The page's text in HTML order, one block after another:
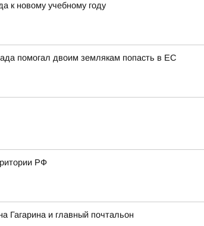
к новому учебному году
помогал двоим землякам попасть в ЕС
РФ
Гагарина и главный почтальон